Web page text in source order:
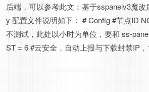
后端，可以参考此文：基于sspanelv3魔
y 配置文件说明如下： # Config #节点ID
不测试，此处以小时为单位，要和 ss-
ST = 6 #云安全，自动上报与下载封禁IP